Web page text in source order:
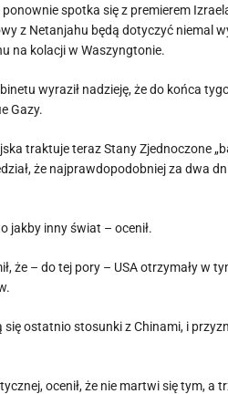
spotka się z premierem
z Netanjahu będą dotyczyć niemal
na kolacji w Waszyngtonie.
wyraził nadzieję, że do końca
Gazy.
traktuje teraz Stany Zjednoczone
że najprawdopodobniej za dwa
jakby inny świat – ocenił.
– do tej pory – USA otrzymały w
ostatnio stosunki z Chinami, i
ocenił, że nie martwi się tym, a